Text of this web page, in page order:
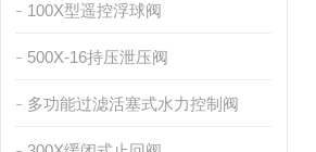
100X型遥控浮球阀
500X-16持压泄压阀
多功能过滤活塞式水力控制阀